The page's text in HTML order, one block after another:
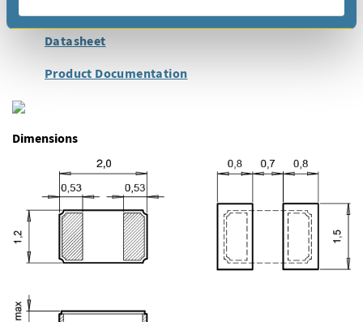
Documentation
Datasheet
Product Documentation
Dimensions